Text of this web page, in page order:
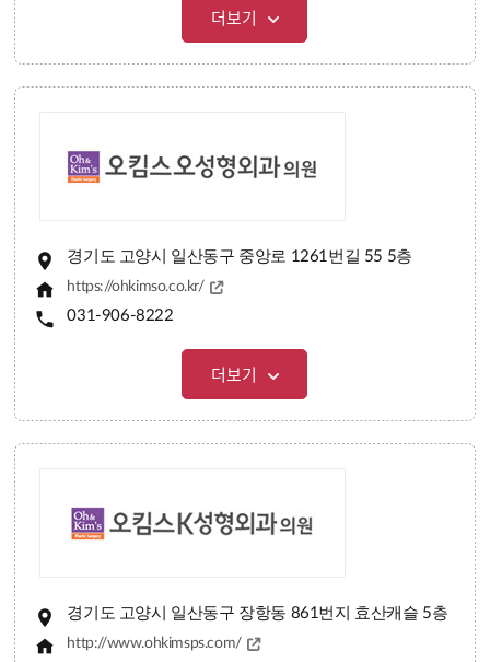
더보기
경기도 고양시 일산동구 중앙로 1261번길 55 5층
https://ohkimso.co.kr/
031-906-8222
더보기
경기도 고양시 일산동구 장항동 861번지 효산캐슬 5층
http://www.ohkimsps.com/